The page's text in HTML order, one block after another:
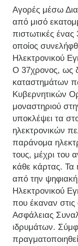
Αγορές μέσω
από μισό
πιστωτικές
οποίος
Ηλεκτρονικού
Ο 37χρονος, ως
καταστημάτων
Κυβερνητικών
μοναστηριού
υποκλέψει τα
ηλεκτρονικών
παράνομα
τους, μέχρι του
κάθε κάρτας. Τα
από την ψηφιακή
Ηλεκτρονικού
που έκαναν στις
Ασφάλειας
ιδρυμάτων.